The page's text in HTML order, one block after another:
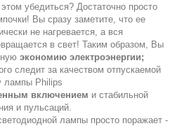
убедиться? Достаточно просто
Вы сразу заметите, что ее
не нагревается, а вся
в свет! Таким образом, Вы
экономию электроэнергии;
следит за качеством отпускаемой
лампы Philips
включением и стабильной
и пульсаций.
лампы просто поражает -